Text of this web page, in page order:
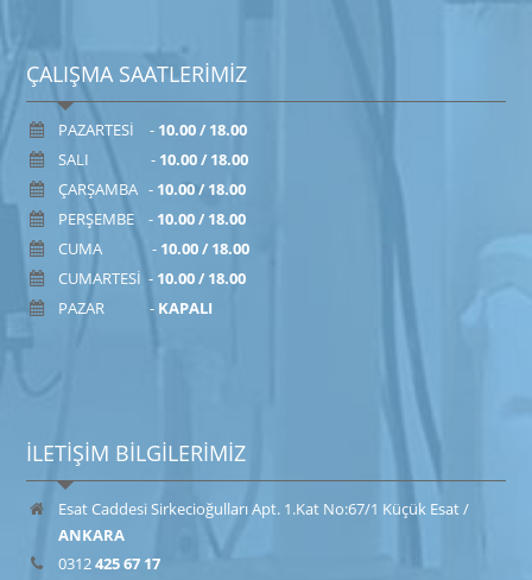
ÇALIŞMA SAATLERİMİZ
PAZARTESİ - 10.00 / 18.00
SALI - 10.00 / 18.00
ÇARŞAMBA - 10.00 / 18.00
PERŞEMBE - 10.00 / 18.00
CUMA - 10.00 / 18.00
CUMARTESİ - 10.00 / 18.00
PAZAR - KAPALI
İLETİŞİM BİLGİLERİMİZ
Esat Caddesi Sirkecioğulları Apt. 1.Kat No:67/1 Küçük Esat /
ANKARA
0312425 67 17